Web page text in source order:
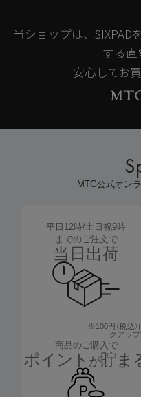
当ショップは、SIXPAD
する直
安心してお
MTG公式オン
平日12時/土日祝9時
までのご注文で
当日出荷
商品のご購入で
ポイント が貯ま
※100円（税込
クアッ